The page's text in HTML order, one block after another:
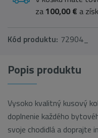
za 100,00 € a
Kód produktu: 72904_
Popis produktu
Vysoko kvalitný kusový
doplnenie každého
svoje chodidlá a doprajte